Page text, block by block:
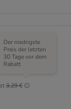
Slip Matte
cm
3,29 €
Der niedrigste
Preis der letzten
30 Tage vor dem
Rabatt